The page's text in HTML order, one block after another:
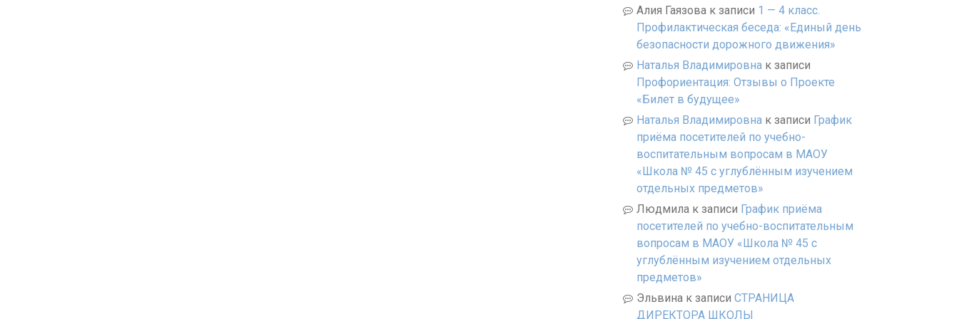
Алия Гаязова к записи 1 — 4 класс.
Профилактическая беседа: «Единый день
безопасности дорожного движения»
Наталья Владимировна к записи
Профориентация: Отзывы о Проекте
«Билет в будущее»
Наталья Владимировна к записи График
приёма посетителей по учебно-
воспитательным вопросам в МАОУ
«Школа № 45 с углублённым изучением
отдельных предметов»
Людмила к записи График приёма
посетителей по учебно-воспитательным
вопросам в МАОУ «Школа № 45 с
углублённым изучением отдельных
предметов»
Эльвина к записи СТРАНИЦА
ДИРЕКТОРА ШКОЛЫ